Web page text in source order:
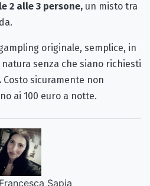
2 alle 3 persone, un misto tra
originale, semplice, in
senza che siano richiesti
Costo sicuramente non
ai 100 euro a notte.
Francesca Sapia